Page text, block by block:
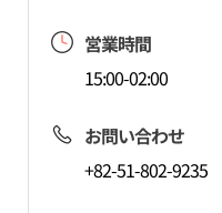
営業時間
15:00-02:00
お問い合わせ
+82-51-802-9235